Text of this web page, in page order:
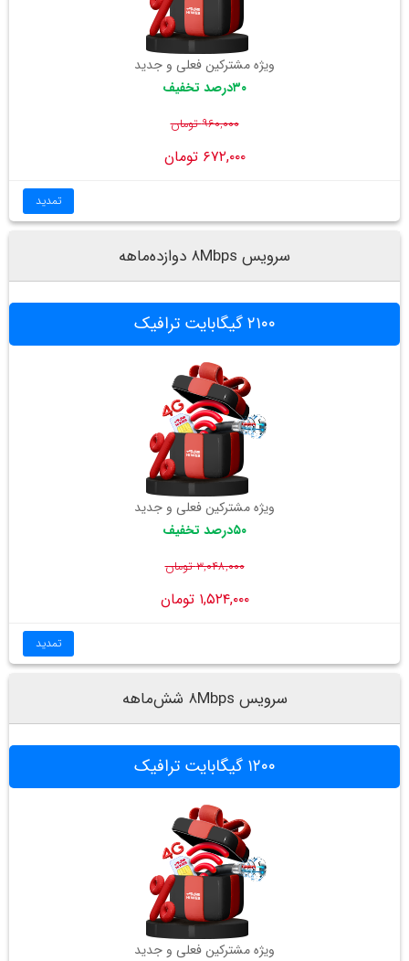
ویژه مشترکین فعلی و جدید
۳۰درصد تخفیف
۹۶۰,۰۰۰ تومان
۶۷۲,۰۰۰ تومان
تمدید
سرویس ۸Mbps دوازده‌ماهه
۲۱۰۰ گیگابایت ترافیک
ویژه مشترکین فعلی و جدید
۵۰درصد تخفیف
۳,۰۴۸,۰۰۰ تومان
۱,۵۲۴,۰۰۰ تومان
تمدید
سرویس ۸Mbps شش‌ماهه
۱۲۰۰ گیگابایت ترافیک
ویژه مشترکین فعلی و جدید